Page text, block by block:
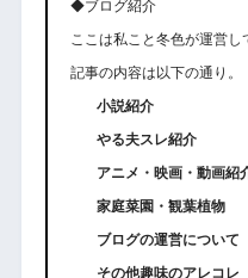
◆ブログ紹介
ここは私こと冬色が運営し
記事の内容は以下の通り。
小説紹介
やる夫スレ紹介
アニメ・映画・動画紹
家庭菜園・観葉植物
ブログの運営について
その他趣味のアレコレ